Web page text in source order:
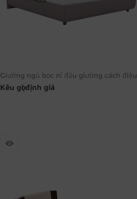
Giường ngủ bọc nỉ đầu giường cách điệu
Kêu gọi định giá